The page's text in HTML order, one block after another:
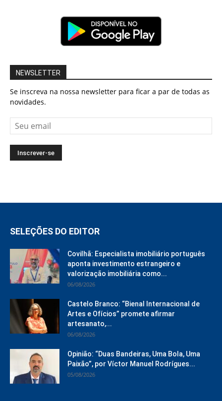
NEWSLETTER
Se inscreva na nossa newsletter para ficar a par de todas as
novidades.
SELEÇÕES DO EDITOR
Covilhã: Especialista imobiliário português
aponta investimento estrangeiro e
valorização imobiliária como...
06/08/2026
Castelo Branco: “Bienal Internacional de
Artes e Ofícios” promete afirmar
artesanato,...
06/08/2026
Opinião: “Duas Bandeiras, Uma Bola, Uma
Paixão”, por Víctor Manuel Rodrígues...
05/08/2026